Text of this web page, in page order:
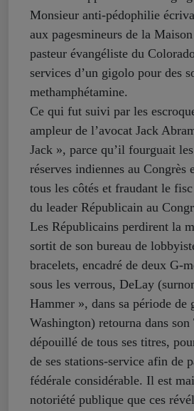
Monsieur anti-pédophilie
aux pagesmineurs de la
pasteur évangéliste du
services d’un gigolo pour des
methamphétamine.
Ce qui fut suivi par les
ampleur de l’avocat Jack
Jack », parce qu’il fourguait
réserves indiennes au Congrès
tous les côtés et fraudant le
du leader Républicain au
Les Républicains perdirent la
sortit de son bureau de
bracelets, encadré de deux G-
sous les verrous, DeLay
Hammer », dans sa période de
Washington) retourna dans son
dépouillé de tous ses titres,
de ses stations-service afin de
fédérale considérable. Il est
notoriété publique que ces